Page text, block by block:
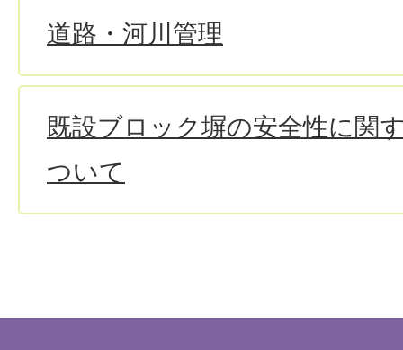
道路・河川管理
既設ブロック塀の安全性に関
ついて